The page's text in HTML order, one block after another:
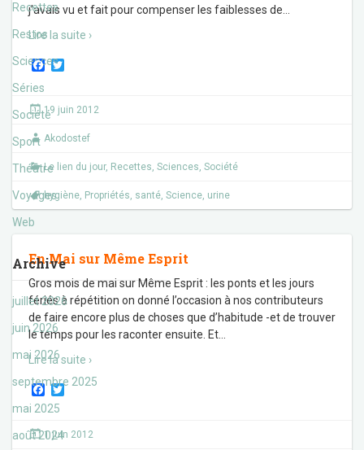
Recettes
Restos
Sciences
Séries
Société
Sport
Théâtre
Voyages
Web
Archive
juillet 2026
juin 2026
mai 2026
septembre 2025
mai 2025
août 2024
j’avais vu et fait pour compenser les faiblesses de
Lire la suite ›
F
e
b
o
t
t
r
19 juin 2012
Akodostef
Le lien du jour, Recettes, Sciences, Société
hygiène, Propriétés, santé, Science, urine
En Mai sur Même Esprit
Gros mois de mai sur Même Esprit : les ponts et les jours
fériés à répétition on donné l’occasion à nos contributeurs
de faire encore plus de choses que d’habitude -et de trouver
le temps pour les raconter ensuite. Et
Lire la suite ›
F
a
c
e
b
T
t
1 juin 2012